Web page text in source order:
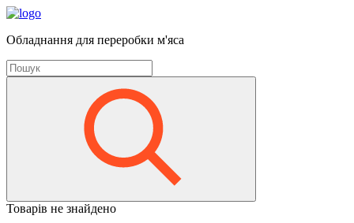
Обладнання для переробки м'яса
Товарів не знайдено